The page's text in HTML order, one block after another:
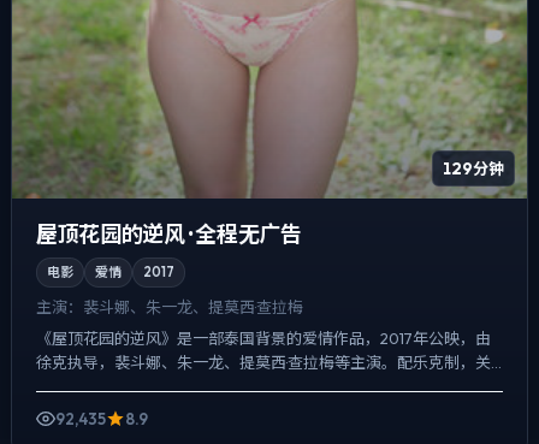
129分钟
屋顶花园的逆风 · 全程无广告
电影 爱情 2017
主演： 裴斗娜、朱一龙、提莫西·查拉梅
《屋顶花园的逆风》是一部泰国背景的爱情作品，2017年公映，由
徐克执导，裴斗娜、朱一龙、提莫西·查拉梅等主演。配乐克制，关
键场面反而以环境声托情绪，冲突并非来自夸张奇观，而来自...
92,435
8.9